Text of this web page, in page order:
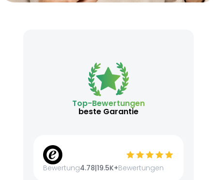
Top-Bewertungen
beste Garantie
Bewertung4.78|19.5K+Bewertungen